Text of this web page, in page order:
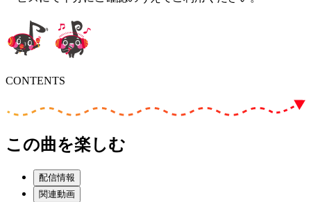
CONTENTS
この曲を楽しむ
配信情報
関連動画